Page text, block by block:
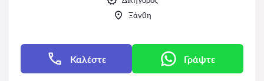
Ξάνθη
Καλέστε Γράψτε